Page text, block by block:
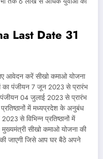
Last Date 31
आवेदन करें सीखो कमाओ योजना
का पंजीयन 7 जून 2023 से प्रारंभ
04 जुलाई 2023 से प्रारंभ
में मध्यप्रदेश के अनुबंध
से विभिन्न प्रतिष्ठानों में
मुख्यमंत्री सीखो कमाओ योजना की
जाएगी जिसे आप घर बैठे अपने